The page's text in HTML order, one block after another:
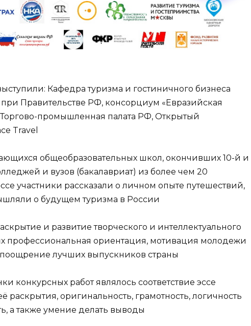
Кафедра туризма и гостиничного бизнеса
Правительстве РФ, консорциум «Евразийская
промышленная палата РФ, Открытый
Travel
общеобразовательных школ, окончивших 10-й и
и вузов (бакалавриат) из более чем 20
участники рассказали о личном опыте путешествий,
о будущем туризма в России
и развитие творческого и интеллектуального
профессиональная ориентация, мотивация молодежи
лучших выпускников страны
конкурсных работ являлось соответствие эссе
раскрытия, оригинальность, грамотность, логичность
а также умение делать выводы